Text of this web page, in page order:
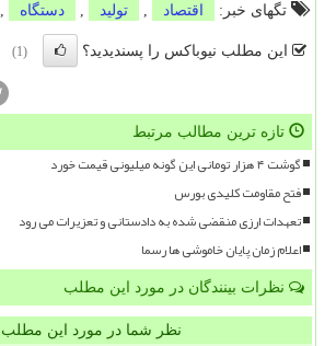
تگهای خبر:
اقتصاد , تولید , دستگاه ,
این مطلب نیوباکس را پسندیدید؟ (1)
تازه ترین مطالب مرتبط
گوشت ۴ هزار تومانی این گونه میلیونی قیمت خورد
فتح مقاومت کلیدی بورس
تعهدات ارزی منقضی شده به دادستانی و تعزیرات می رود
اعلام زمان پایان خاموشی ها رسما
نظرات بینندگان در مورد این مطلب
نظر شما در مورد این مطلب